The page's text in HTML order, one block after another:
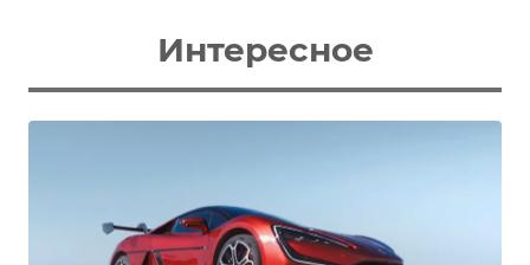
Интересное